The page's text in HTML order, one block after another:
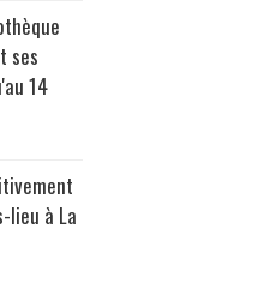
ses
14
lieu à La